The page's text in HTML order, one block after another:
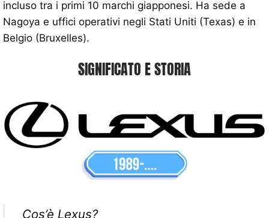
incluso tra i primi 10 marchi giapponesi. Ha sede a
Nagoya e uffici operativi negli Stati Uniti (Texas) e in
Belgio (Bruxelles).
SIGNIFICATO E STORIA
Cos’è Lexus?